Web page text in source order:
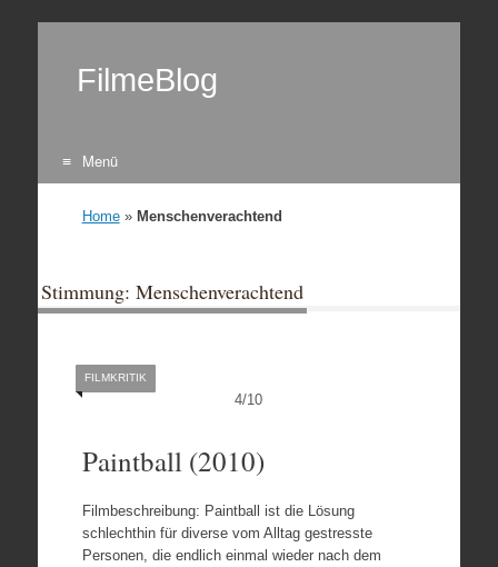
FilmeBlog
Menü
Home» Menschenverachtend
Stimmung: Menschenverachtend
4/10
FILMKRITIK
Paintball (2010)
Filmbeschreibung: Paintball ist die Lösung
schlechthin für diverse vom Alltag gestresste
Personen, die endlich einmal wieder nach dem